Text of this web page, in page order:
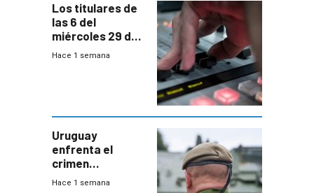
Los titulares de
las 6 del
miércoles 29 de
julio de 2026
Hace 1 semana
Uruguay
enfrenta el
crimen
organizado con
Hace 1 semana